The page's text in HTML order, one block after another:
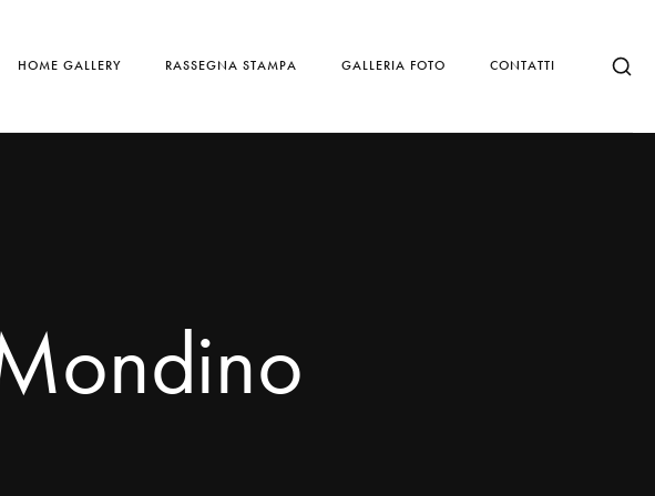
HOME GALLERY RASSEGNA STAMPA GALLERIA FOTO CONTATTI